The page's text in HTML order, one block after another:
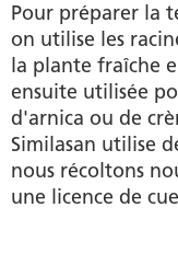
Pour préparer la
on utilise les
la plante fraîche
ensuite utilisée
d'arnica ou de
Similasan utilise
nous récoltons
une licence de